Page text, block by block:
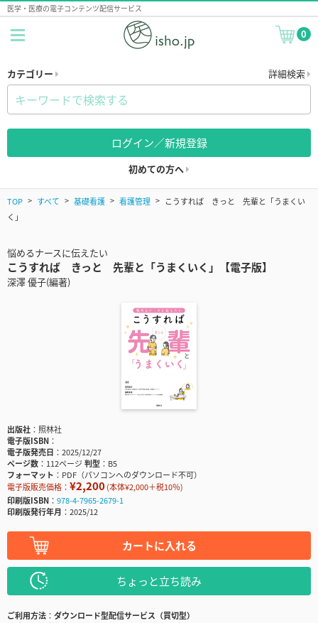
医学・医療の電子コンテンツ配信サービス
0
カテゴリー 詳細検索
ログイン／新規登録
初めての方へ
TOP すべて 基礎看護 看護管理
こうすれば きっと 先輩と「うまくい
く」
悩めるナースに伝えたい
こうすれば きっと 先輩と「うまくいく」【電子版】
深澤 優子(編著)
出版社
照林社
電子版ISBN
電子版発売日
2025/12/27
ページ数
112ページ判型
B5
フォーマット
PDF（パソコンへのダウンロード不可）
電子版販売価格： ¥2,200(本体¥2,000＋税10％)
印刷版ISBN
978-4-7965-2679-1
印刷版発行年月
2025/12
カートに入れる
ちょっと立ち読み
ご利用方法
ダウンロード型配信サービス（買切型）